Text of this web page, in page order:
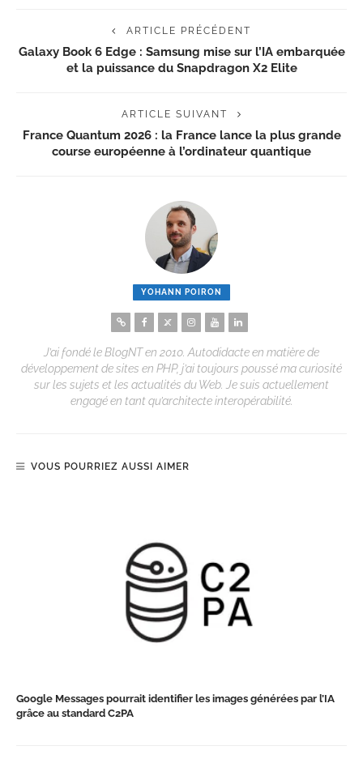
ARTICLE PRÉCÉDENT
Galaxy Book 6 Edge : Samsung mise sur l’IA embarquée
et la puissance du Snapdragon X2 Elite
ARTICLE SUIVANT
France Quantum 2026 : la France lance la plus grande
course européenne à l’ordinateur quantique
YOHANN POIRON
J’ai fondé le BlogNT en 2010. Autodidacte en matière de
développement de sites en PHP, j’ai toujours poussé ma curiosité
sur les sujets et les actualités du Web. Je suis actuellement
engagé en tant qu’architecte interopérabilité.
VOUS POURRIEZ AUSSI AIMER
Google Messages pourrait identifier les images générées par l’IA
grâce au standard C2PA